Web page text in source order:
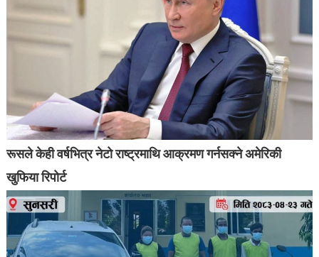
रूसले केही वर्षभित्र नेटो राष्ट्रमाथि आक्रमण गर्नसक्ने अमेरिकी
खुफिया रिपोर्ट